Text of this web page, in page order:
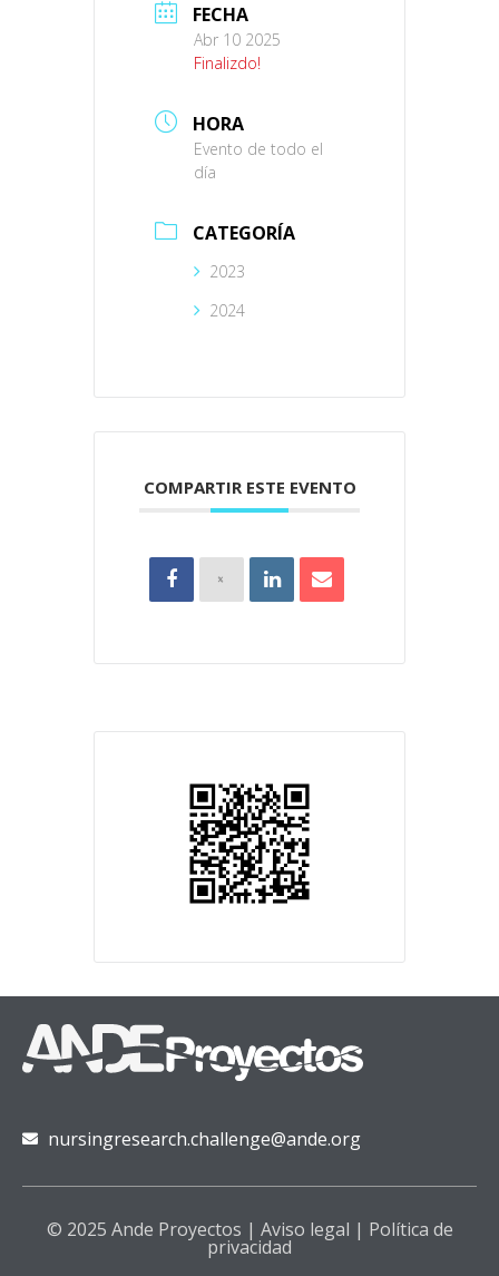
FECHA
Abr 10 2025
Finalizdo!
HORA
Evento de todo el
día
CATEGORÍA
2023
2024
COMPARTIR ESTE EVENTO
nursingresearch.challenge@ande.org
© 2025 Ande Proyectos | Aviso legal | Política de
privacidad